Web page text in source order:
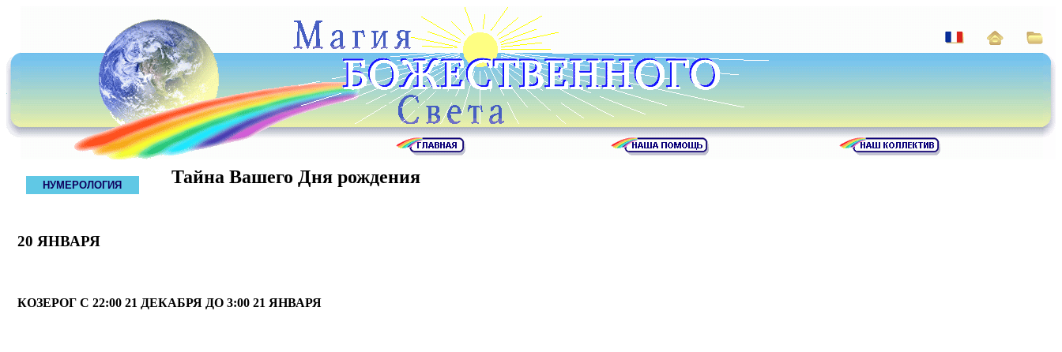
НУМЕРОЛОГИЯ Тайна Вашего Дня рождения
20 ЯНВАРЯ
КОЗЕРОГ С 22:00 21 ДЕКАБРЯ ДО 3:00 21 ЯНВАРЯ